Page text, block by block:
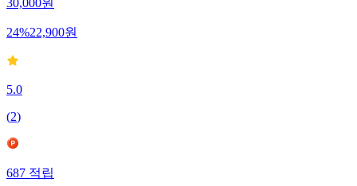
30,000원
24%22,900원
5.0
(2)
687적립